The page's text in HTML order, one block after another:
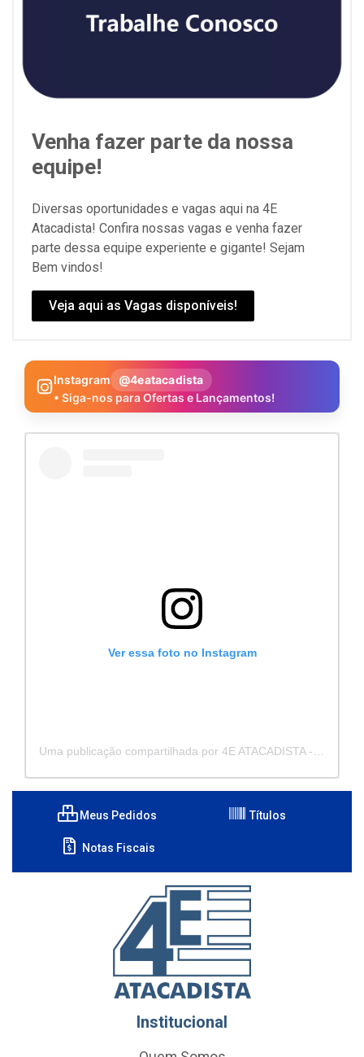
Venha fazer parte da nossa
equipe!
Diversas oportunidades e vagas aqui na 4E
Atacadista! Confira nossas vagas e venha fazer
parte dessa equipe experiente e gigante! Sejam
Bem vindos!
Veja aqui as Vagas disponíveis!
Instagram
@4eatacadista
• Siga-nos para Ofertas e Lançamentos!
Ver essa foto no Instagram
Meus Pedidos Títulos
Notas Fiscais
Institucional